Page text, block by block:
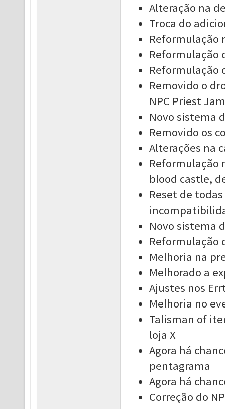
Alteração na
Troca do
Reformulação
Reformulação
Reformulação
Removido o
NPC Priest
Novo sistema
Removido os
Alterações na
Reformulação
blood castle,
Reset de
Novo sistema
Reformulação
Melhoria na
Melhorado a
Ajustes nos
Melhoria no
Talisman of
loja X
Agora há
pentagrama
Agora há
Correção do